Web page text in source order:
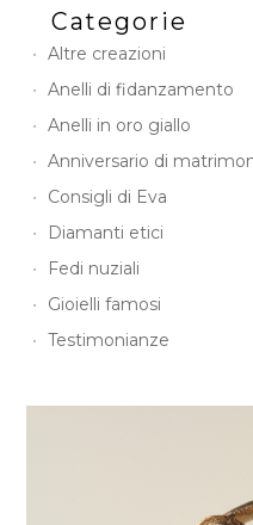
Categorie
Altre creazioni
Anelli di fidanzamento
Anelli in oro giallo
Anniversario di
Consigli di Eva
Diamanti etici
Fedi nuziali
Gioielli famosi
Testimonianze